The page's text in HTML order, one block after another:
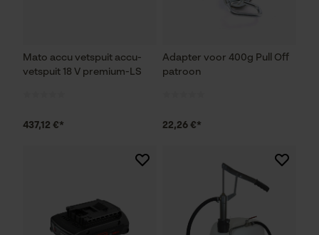
Mato accu vetspuit accu-
vetspuit 18 V premium-LS
437,12 €*
Adapter voor 400g Pull Off
patroon
22,26 €*